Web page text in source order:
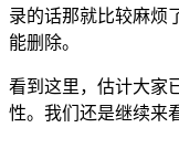
录的话那就比较麻烦
能删除。
看到这里，估计大家
性。我们还是继续来